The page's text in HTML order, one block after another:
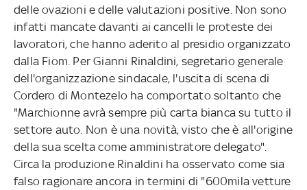
delle ovazioni e delle valutazioni positive. Non sono
infatti mancate davanti ai cancelli le proteste dei
lavoratori, che hanno aderito al presidio organizzato
dalla Fiom. Per Gianni Rinaldini, segretario generale
dell'organizzazione sindacale, l'uscita di scena di
Cordero di Montezelo ha comportato soltanto che
"Marchionne avrà sempre più carta bianca su tutto il
settore auto. Non è una novità, visto che è all'origine
della sua scelta come amministratore delegato".
Circa la produzione Rinaldini ha osservato come sia
falso ragionare ancora in termini di "600mila vetture